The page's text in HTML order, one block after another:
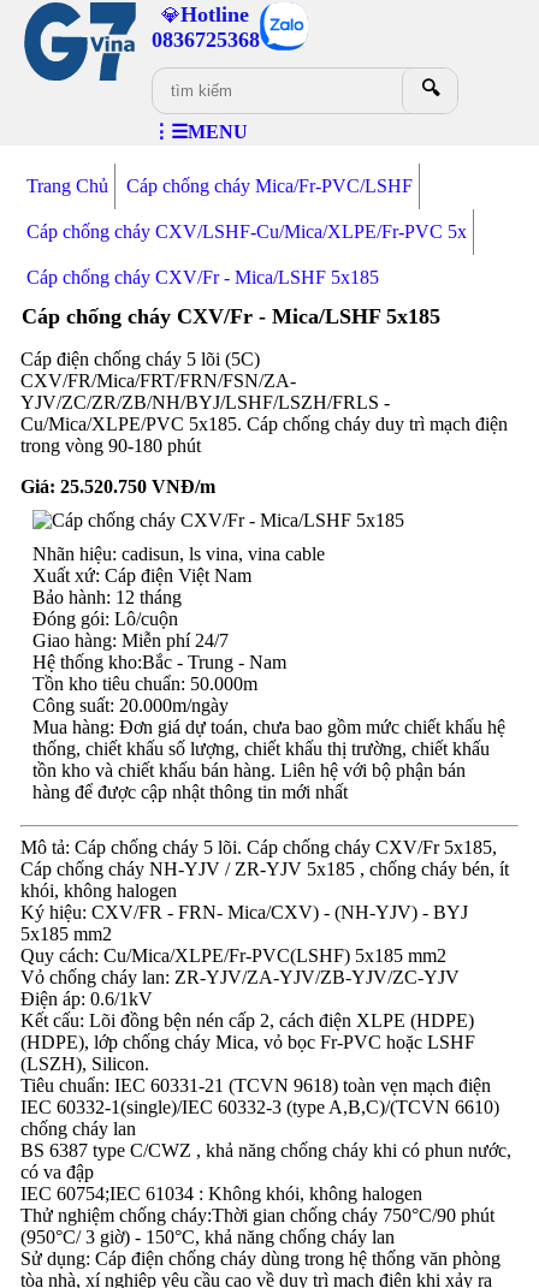
💎Hotline
0836725368
🔍
⋮☰MENU
Trang Chủ Cáp chống cháy Mica/Fr-PVC/LSHF
Cáp chống cháy CXV/LSHF-Cu/Mica/XLPE/Fr-PVC 5x
Cáp chống cháy CXV/Fr - Mica/LSHF 5x185
Cáp chống cháy CXV/Fr - Mica/LSHF 5x185
Cáp điện chống cháy 5 lõi (5C)
CXV/FR/Mica/FRT/FRN/FSN/ZA-
YJV/ZC/ZR/ZB/NH/BYJ/LSHF/LSZH/FRLS -
Cu/Mica/XLPE/PVC 5x185. Cáp chống cháy duy trì mạch điện
trong vòng 90-180 phút
Giá: 25.520.750VNĐ/m
Nhãn hiệu: cadisun, ls vina, vina cable
Xuất xứ: Cáp điện Việt Nam
Bảo hành: 12 tháng
Đóng gói: Lô/cuộn
Giao hàng: Miễn phí 24/7
Hệ thống kho:Bắc - Trung - Nam
Tồn kho tiêu chuẩn: 50.000m
Công suất: 20.000m/ngày
Mua hàng: Đơn giá dự toán, chưa bao gồm mức chiết khấu hệ
thống, chiết khấu số lượng, chiết khấu thị trường, chiết khấu
tồn kho và chiết khấu bán hàng. Liên hệ với bộ phận bán
hàng để được cập nhật thông tin mới nhất
Mô tả: Cáp chống cháy 5 lõi. Cáp chống cháy CXV/Fr 5x185,
Cáp chống cháy NH-YJV / ZR-YJV 5x185 , chống cháy bén, ít
khói, không halogen
Ký hiệu: CXV/FR - FRN- Mica/CXV) - (NH-YJV) - BYJ
5x185 mm2
Quy cách: Cu/Mica/XLPE/Fr-PVC(LSHF) 5x185 mm2
Vỏ chống cháy lan: ZR-YJV/ZA-YJV/ZB-YJV/ZC-YJV
Điện áp: 0.6/1kV
Kết cấu: Lõi đồng bện nén cấp 2, cách điện XLPE (HDPE)
(HDPE), lớp chống cháy Mica, vỏ bọc Fr-PVC hoặc LSHF
(LSZH), Silicon.
Tiêu chuẩn: IEC 60331-21 (TCVN 9618) toàn vẹn mạch điện
IEC 60332-1(single)/IEC 60332-3 (type A,B,C)/(TCVN 6610)
chống cháy lan
BS 6387 type C/CWZ , khả năng chống cháy khi có phun nước,
có va đập
IEC 60754;IEC 61034 : Không khói, không halogen
Thử nghiệm chống cháy:Thời gian chống cháy 750°C/90 phút
(950°C/ 3 giờ) - 150°C, khả năng chống cháy lan
Sử dụng: Cáp điện chống cháy dùng trong hệ thống văn phòng
tòa nhà, xí nghiệp yêu cầu cao về duy trì mạch điện khi xảy ra